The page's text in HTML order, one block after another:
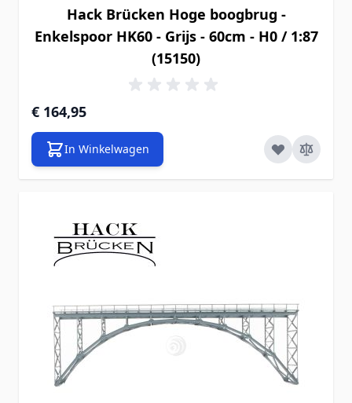
Hack Brücken Hoge boogbrug -
Enkelspoor HK60 - Grijs - 60cm - H0 / 1:87
(15150)
€ 164,95
In Winkelwagen